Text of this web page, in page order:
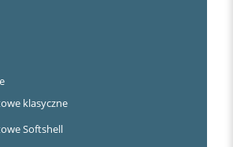
klasyczne
Softshell